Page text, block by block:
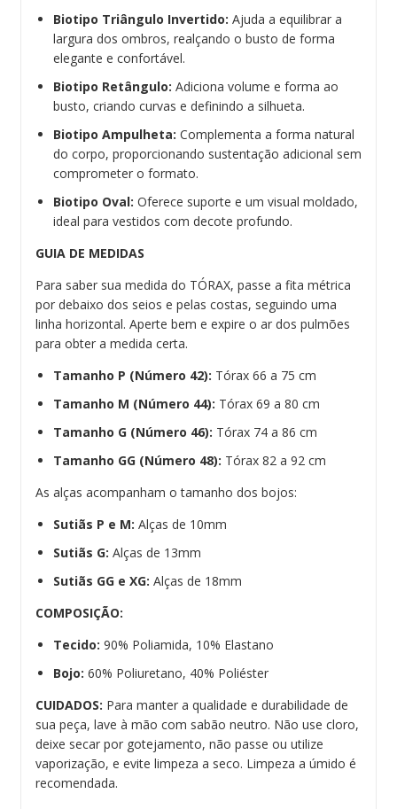
Biotipo Triângulo Invertido: Ajuda a equilibrar a
largura dos ombros, realçando o busto de forma
elegante e confortável.
Biotipo Retângulo: Adiciona volume e forma ao
busto, criando curvas e definindo a silhueta.
Biotipo Ampulheta: Complementa a forma natural
do corpo, proporcionando sustentação adicional sem
comprometer o formato.
Biotipo Oval: Oferece suporte e um visual moldado,
ideal para vestidos com decote profundo.
GUIA DE MEDIDAS
Para saber sua medida do TÓRAX, passe a fita métrica
por debaixo dos seios e pelas costas, seguindo uma
linha horizontal. Aperte bem e expire o ar dos pulmões
para obter a medida certa.
Tamanho P (Número 42): Tórax 66 a 75 cm
Tamanho M (Número 44): Tórax 69 a 80 cm
Tamanho G (Número 46): Tórax 74 a 86 cm
Tamanho GG (Número 48): Tórax 82 a 92 cm
As alças acompanham o tamanho dos bojos:
Sutiãs P e M: Alças de 10mm
Sutiãs G: Alças de 13mm
Sutiãs GG e XG: Alças de 18mm
COMPOSIÇÃO:
Tecido: 90% Poliamida, 10% Elastano
Bojo: 60% Poliuretano, 40% Poliéster
CUIDADOS: Para manter a qualidade e durabilidade de
sua peça, lave à mão com sabão neutro. Não use cloro,
deixe secar por gotejamento, não passe ou utilize
vaporização, e evite limpeza a seco. Limpeza a úmido é
recomendada.